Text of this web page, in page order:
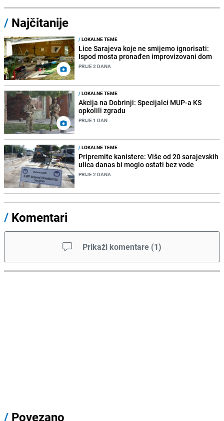
/ Najčitanije
/LOKALNE TEME
Lice Sarajeva koje ne smijemo ignorisati:
Ispod mosta pronađen improvizovani dom
PRIJE 2 DANA
/LOKALNE TEME
Akcija na Dobrinji: Specijalci MUP-a KS
opkolili zgradu
PRIJE 1 DAN
/LOKALNE TEME
Pripremite kanistere: Više od 20 sarajevskih
ulica danas bi moglo ostati bez vode
PRIJE 2 DANA
/ Komentari
Prikaži komentare (1)
/ Povezano